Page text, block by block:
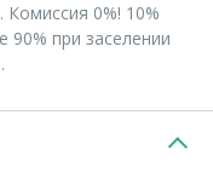
0%! 10%
90% при заселении